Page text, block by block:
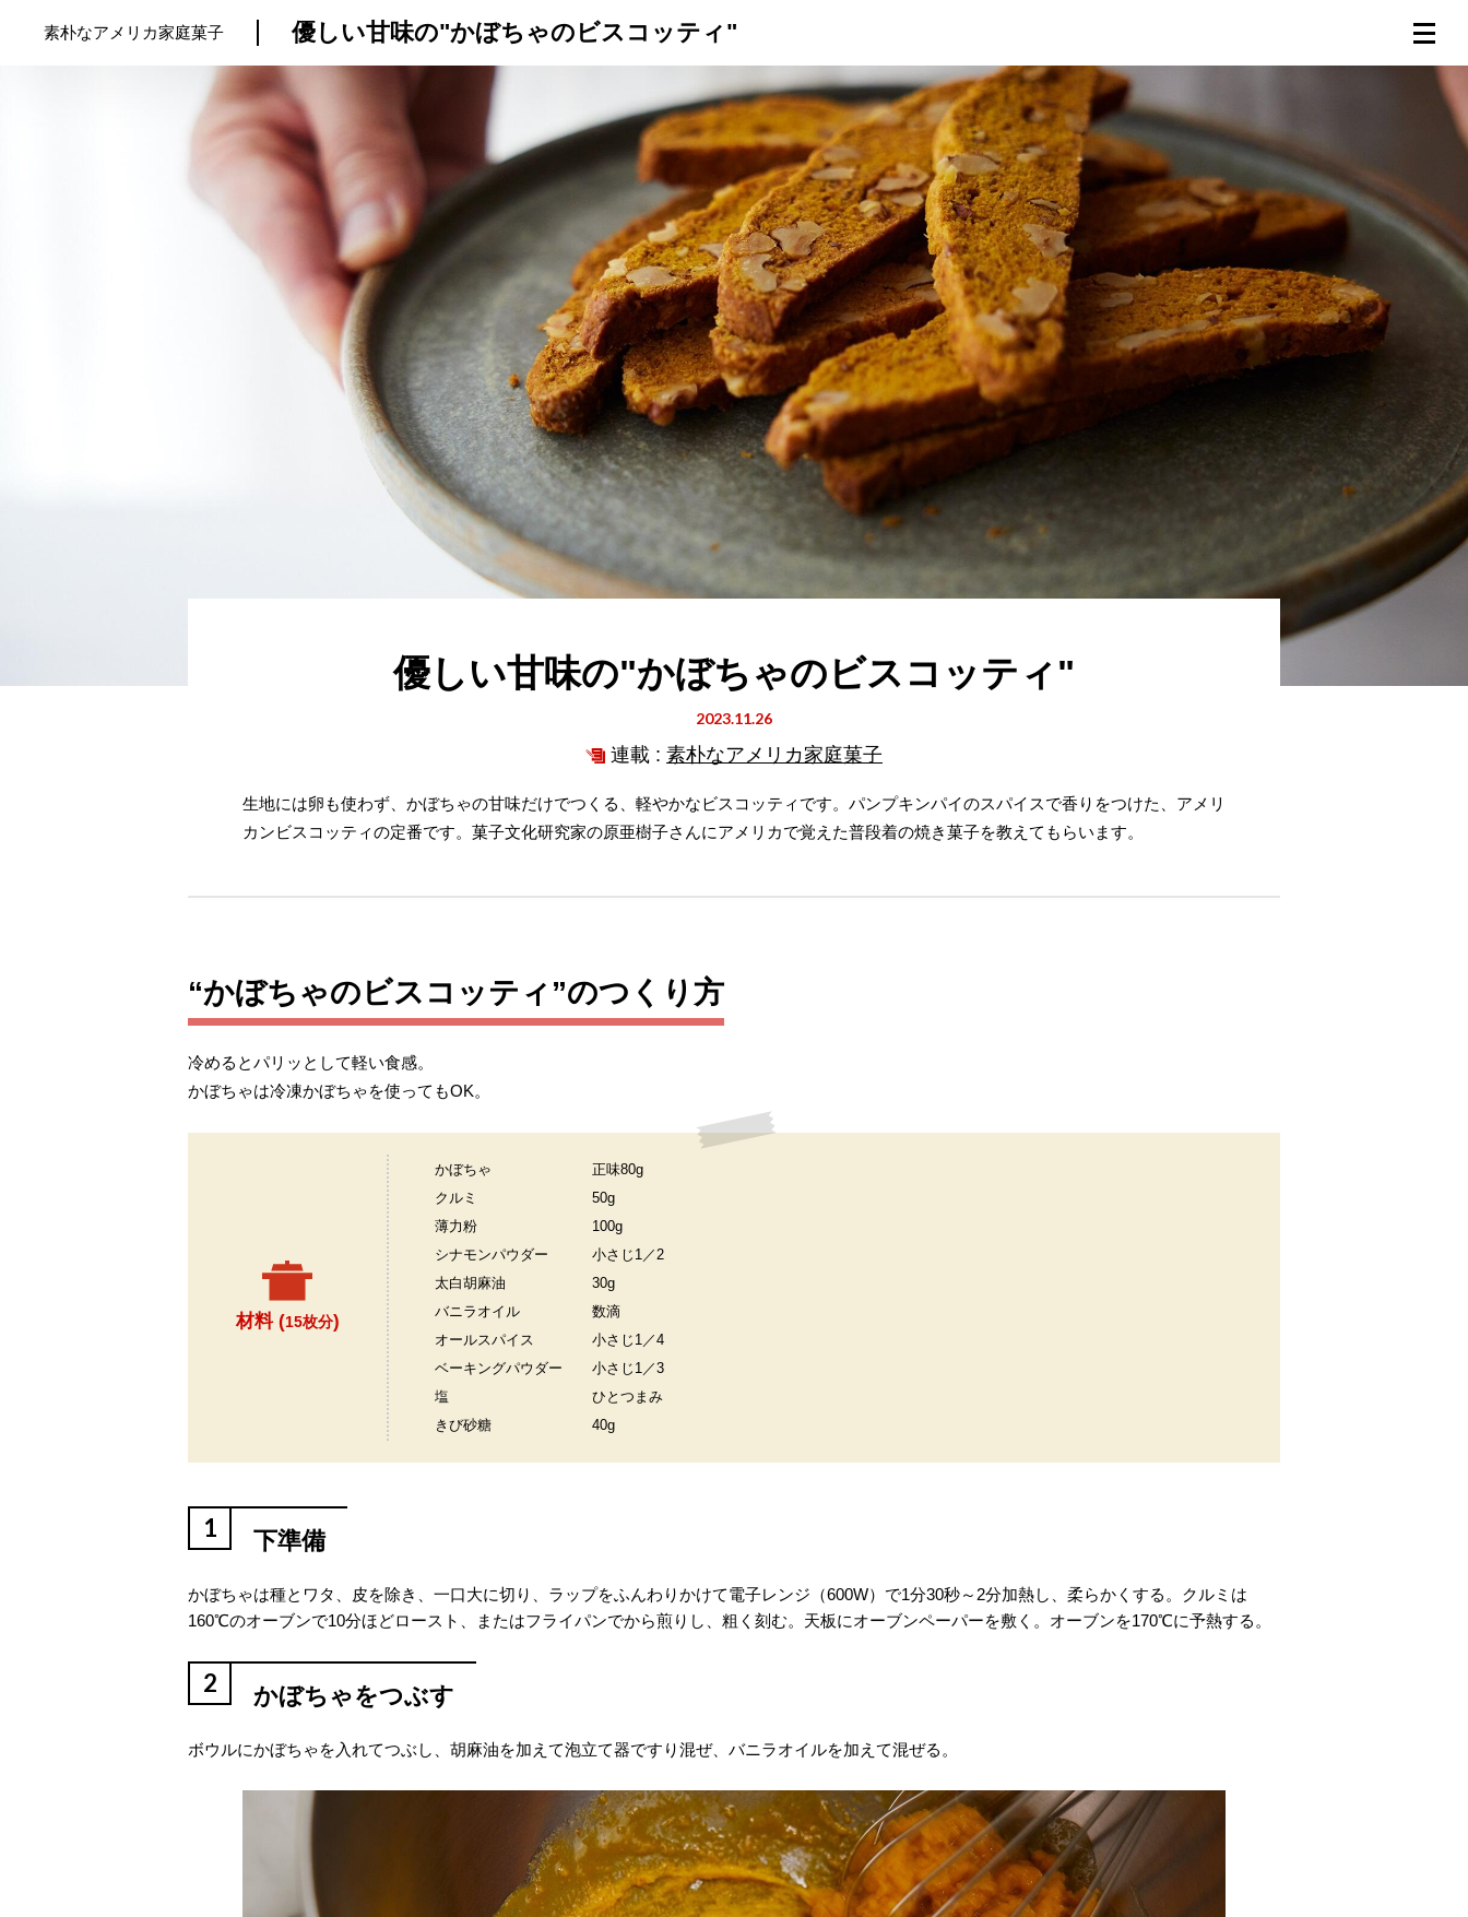
トップ プロが教えるレシピ
素朴なアメリカ家庭菓子 優しい甘味の"かぼちゃのビスコッティ"
優しい甘味の"かぼちゃのビスコッティ"
2023.11.26
連載 : 素朴なアメリカ家庭菓子
生地には卵も使わず、かぼちゃの甘味だけでつくる、軽やかなビスコッティです。パンプキンパイのスパイスで香りをつけた、アメリ
カンビスコッティの定番です。菓子文化研究家の原亜樹子さんにアメリカで覚えた普段着の焼き菓子を教えてもらいます。
“かぼちゃのビスコッティ”のつくり方
冷めるとパリッとして軽い食感。
かぼちゃは冷凍かぼちゃを使ってもOK。
材料 (15枚分)
かぼちゃ
正味80g
クルミ
50g
薄力粉
100g
シナモンパウダー
小さじ1／2
太白胡麻油
30g
バニラオイル
数滴
オールスパイス
小さじ1／4
ベーキングパウダー
小さじ1／3
塩
ひとつまみ
きび砂糖
40g
1 下準備
かぼちゃは種とワタ、皮を除き、一口大に切り、ラップをふんわりかけて電子レンジ（600W）で1分30秒～2分加熱し、柔らかくする。クルミは
160℃のオーブンで10分ほどロースト、またはフライパンでから煎りし、粗く刻む。天板にオーブンペーパーを敷く。オーブンを170℃に予熱する。
2 かぼちゃをつぶす
ボウルにかぼちゃを入れてつぶし、胡麻油を加えて泡立て器ですり混ぜ、バニラオイルを加えて混ぜる。